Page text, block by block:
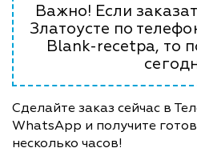
Важно! Если
Златоусте по
Blank-recetpa, то
Сделайте заказ сейчас в
WhatsApp и получите
несколько часов!